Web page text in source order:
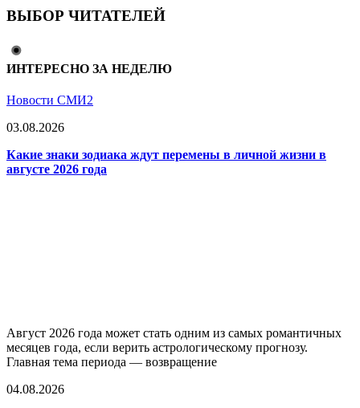
ВЫБОР ЧИТАТЕЛЕЙ
ИНТЕРЕСНО ЗА НЕДЕЛЮ
Новости СМИ2
03.08.2026
Какие знаки зодиака ждут перемены в личной жизни в
августе 2026 года
Август 2026 года может стать одним из самых романтичных
месяцев года, если верить астрологическому прогнозу.
Главная тема периода — возвращение
04.08.2026